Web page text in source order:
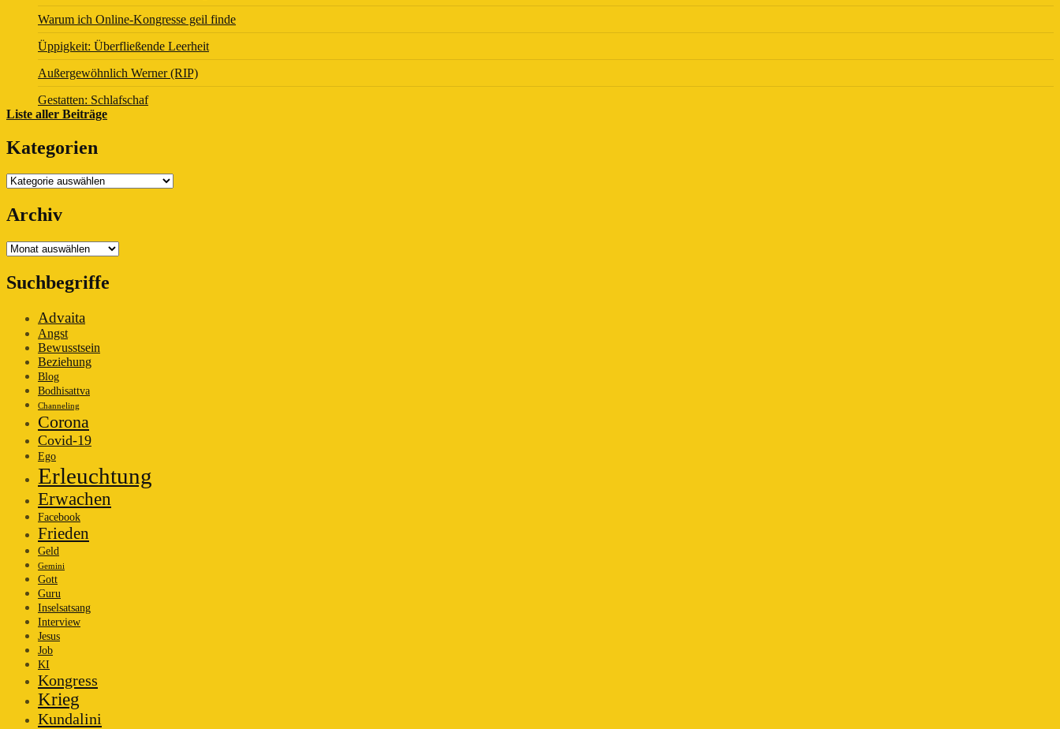
Warum ich Online-Kongresse geil finde
Üppigkeit: Überfließende Leerheit
Außergewöhnlich Werner (RIP)
Gestatten: Schlafschaf
Liste aller Beiträge
Kategorien
Kategorien
Archiv
Archiv
Suchbegriffe
Advaita
Angst
Bewusstsein
Beziehung
Blog
Bodhisattva
Channeling
Corona
Covid-19
Ego
Erleuchtung
Erwachen
Facebook
Frieden
Geld
Gemini
Gott
Guru
Inselsatsang
Interview
Jesus
Job
KI
Kongress
Krieg
Kundalini